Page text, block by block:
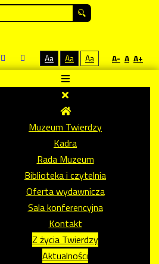
Aa Aa Aa A- A A+
Muzeum Twierdzy
Kadra
Rada Muzeum
Biblioteka i czytelnia
Oferta wydawnicza
Sala konferencyjna
Kontakt
Z życia Twierdzy
Aktualności